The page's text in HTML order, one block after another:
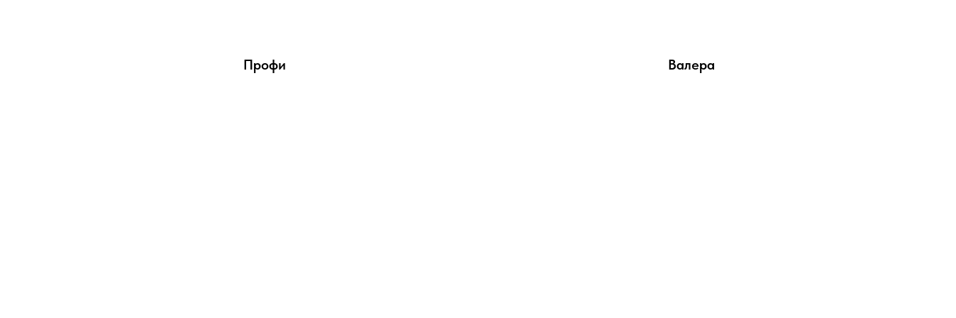
Профи Валера